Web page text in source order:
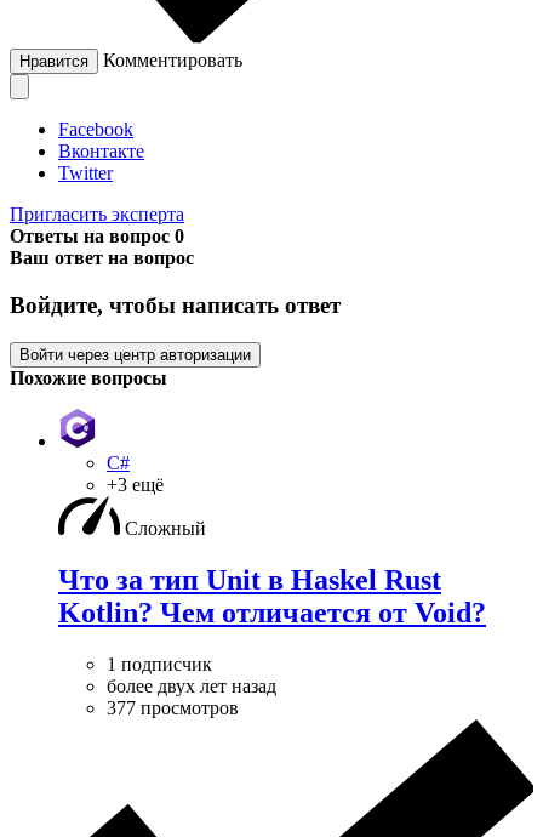
Нравится Комментировать
Facebook
Вконтакте
Twitter
Пригласить эксперта
Ответы на вопрос 0
Ваш ответ на вопрос
Войдите, чтобы написать ответ
Войти через центр авторизации
Похожие вопросы
C#
+3 ещё
Сложный
Что за тип Unit в Haskel Rust
Kotlin? Чем отличается от Void?
1 подписчик
более двух лет назад
377 просмотров